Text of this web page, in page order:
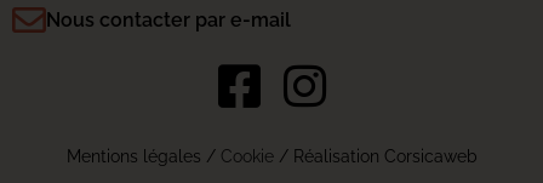
Nous contacter par e-mail
Mentions légales / Cookie/ Réalisation Corsicaweb